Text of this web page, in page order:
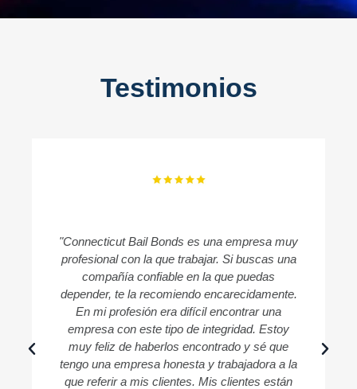
Testimonios
"Connecticut Bail Bonds es una empresa muy
profesional con la que trabajar. Si buscas una
compañía confiable en la que puedas
depender, te la recomiendo encarecidamente.
En mi profesión era difícil encontrar una
empresa con este tipo de integridad. Estoy
muy feliz de haberlos encontrado y sé que
tengo una empresa honesta y trabajadora a la
que referir a mis clientes. Mis clientes están